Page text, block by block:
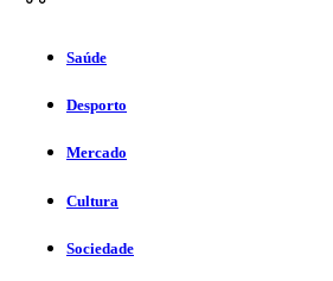
Saúde
Desporto
Mercado
Cultura
Sociedade